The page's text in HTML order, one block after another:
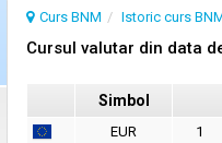
Curs BNM Istoric curs
Cursul valutar din data
Simbol
EUR 1